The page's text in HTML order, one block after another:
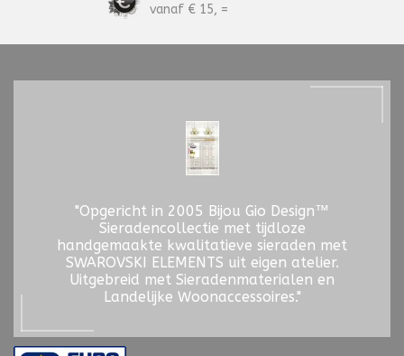
vanaf € 15, =
"Opgericht in 2005 Bijou Gio Design™
Sieradencollectie met tijdloze
handgemaakte kwalitatieve sieraden met
SWAROVSKI ELEMENTS uit eigen atelier.
Uitgebreid met Sieradenmaterialen en
Landelijke Woonaccessoires."